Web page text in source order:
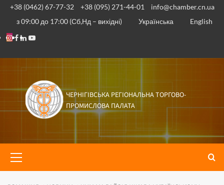
Перейти
вмісту
+38 (0462) 67-77-32 +38 (095) 271-44-01
info@chamber.cn.ua
з 09:00 до 17:00 (Сб,Нд – вихідні)
Українська
English
Instagram
Facebook
Linkedin
Youtube
ЧЕРНІГІВСЬКА РЕГІОНАЛЬНА ТОРГОВО-
ПРОМИСЛОВА ПАЛАТА
меню